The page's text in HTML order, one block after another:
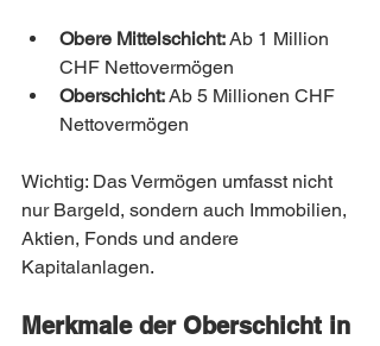
Obere Mittelschicht: Ab 1 Million
CHF Nettovermögen
Oberschicht: Ab 5 Millionen CHF
Nettovermögen
Wichtig: Das Vermögen umfasst nicht
nur Bargeld, sondern auch Immobilien,
Aktien, Fonds und andere
Kapitalanlagen.
Merkmale der Oberschicht in